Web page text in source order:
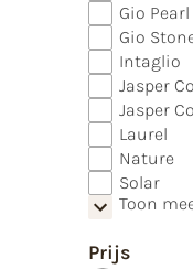
Gio Pearl
Gio
Intaglio
Jasper
Jasper
Laurel
Nature
Solar
Toon
Prijs